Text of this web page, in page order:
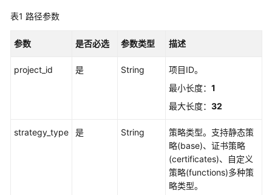
门
用
指
端
表1 路径参数
参数 是否必选 参数类型 描述
project_id 是 String
项目ID。
最小长度： 1
最大长度： 32
strategy_type 是 String
策略类型。支持静态策
略(base)、证书策略
(certificates)、自定义
策略(functions)多种策
略类型。